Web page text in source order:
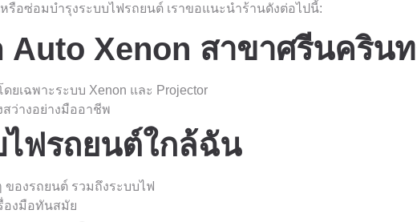
อซ่อมบำรุงระบบไฟรถยนต์ เราขอแนะนำร้านดังต่อไปนี้:
Auto Xenon สาขาศรีนคริน
เฉพาะระบบ Xenon และ Projector
ว่างอย่างมืออาชีพ
ฟรถยนต์ใกล้ฉัน
ของรถยนต์ รวมถึงระบบไฟ
องมือทันสมัย